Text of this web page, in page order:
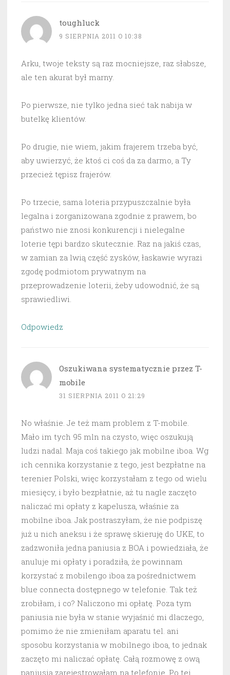
toughluck
9 SIERPNIA 2011 O 10:38
Arku, twoje teksty są raz mocniejsze, raz słabsze,
ale ten akurat był marny.
Po pierwsze, nie tylko jedna sieć tak nabija w
butelkę klientów.
Po drugie, nie wiem, jakim frajerem trzeba być,
aby uwierzyć, że ktoś ci coś da za darmo, a Ty
przecież tępisz frajerów.
Po trzecie, sama loteria przypuszczalnie była
legalna i zorganizowana zgodnie z prawem, bo
państwo nie znosi konkurencji i nielegalne
loterie tępi bardzo skutecznie. Raz na jakiś czas,
w zamian za lwią część zysków, łaskawie wyrazi
zgodę podmiotom prywatnym na
przeprowadzenie loterii, żeby udowodnić, że są
sprawiedliwi.
Odpowiedz
Oszukiwana systematycznie przez T-
mobile
31 SIERPNIA 2011 O 21:29
No właśnie. Je też mam problem z T-mobile.
Mało im tych 95 mln na czysto, więc oszukują
ludzi nadal. Maja coś takiego jak mobilne iboa. Wg
ich cennika korzystanie z tego, jest bezpłatne na
terenier Polski, więc korzystałam z tego od wielu
miesięcy, i było bezpłatnie, aż tu nagle zaczęto
naliczać mi opłaty z kapelusza, właśnie za
mobilne iboa. Jak postraszyłam, że nie podpiszę
już u nich aneksu i że sprawę skieruję do UKE, to
zadzwoniła jedna paniusia z BOA i powiedziała, że
anuluje mi opłaty i poradziła, że powinnam
korzystać z mobilengo iboa za pośrednictwem
blue connecta dostępnego w telefonie. Tak też
zrobiłam, i co? Naliczono mi opłatę. Poza tym
paniusia nie była w stanie wyjaśnić mi dlaczego,
pomimo że nie zmieniłam aparatu tel. ani
sposobu korzystania w mobilnego iboa, to jednak
zaczęto mi naliczać opłatę. Całą rozmowę z ową
paniusią zarejestrowałam na telefonie. Po tej